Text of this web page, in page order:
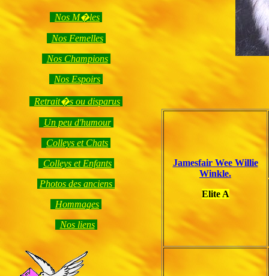
Nos M�les
Nos Femelles
Nos Champions
Nos Espoirs
Retrait�s ou disparus
Un peu d'humour
Colleys et Chats
Colleys et Enfants
Photos des anciens
Hommages
Nos liens
Jamesfair Wee Willie
Winkle.
Elite A